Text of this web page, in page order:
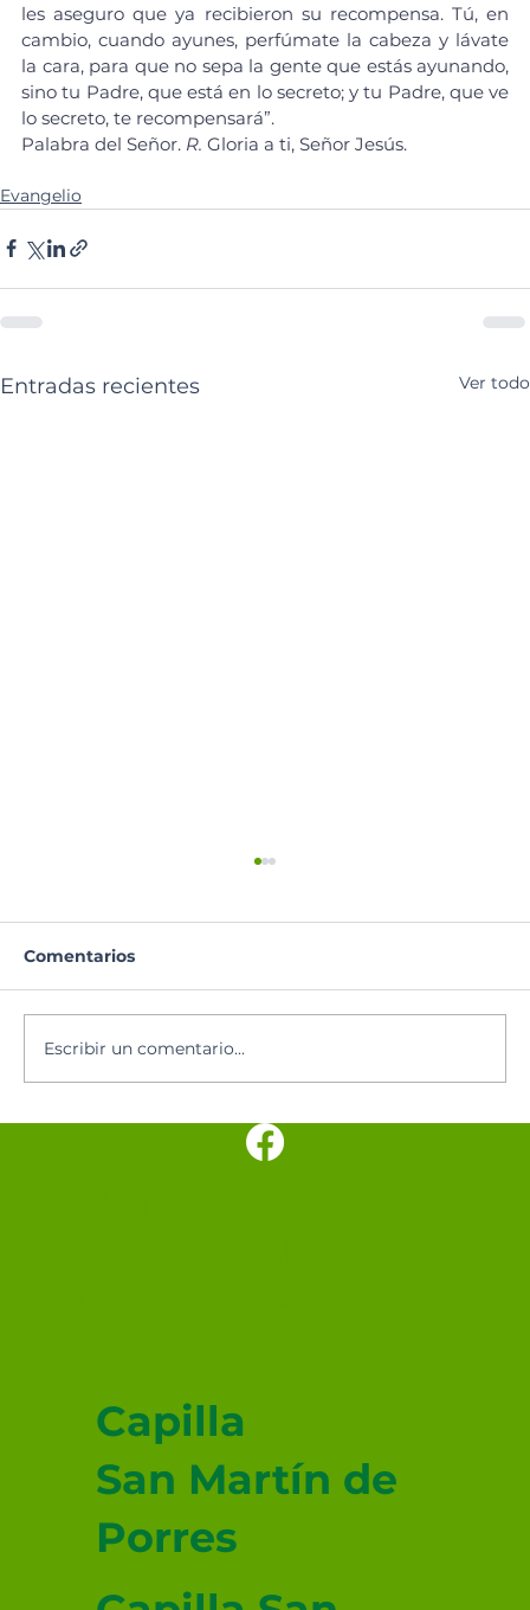
les aseguro que ya recibieron su recompensa. Tú, en
cambio, cuando ayunes, perfúmate la cabeza y lávate
la cara, para que no sepa la gente que estás ayunando,
sino tu Padre, que está en lo secreto; y tu Padre, que ve
lo secreto, te recompensará”.
Palabra del Señor. R. Gloria a ti, Señor Jesús.
Evangelio
Entradas recientes Ver todo
Comentarios
Escribir un comentario...
Capilla
San Martín de
Porres